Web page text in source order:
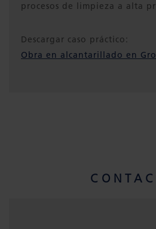
procesos de limpieza a alta
Descargar caso práctico:
Obra en alcantarillado en